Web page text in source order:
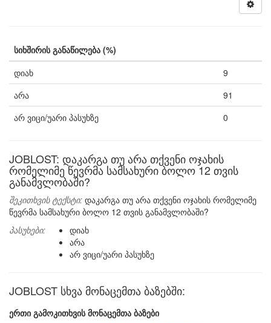
სიხშირის განაწილება (%)
დიახ
9
არა
91
არ ვიცი/უარი პასუხზე
0
JOBLOST: დაკარგა თუ არა თქვენი ოჯახის
რომელიმე წევრმა სამსახური ბოლო 12 თვის
განამვლობაში?
შეკითხვის ტექსტი: დაკარგა თუ არა თქვენი ოჯახის რომელიმე
წევრმა სამსახური ბოლო 12 თვის განამვლობაში?
პასუხები:
დიახ
არა
არ ვიცი/უარი პასუხზე
JOBLOST სხვა მონაცემთა ბაზებში:
ერთი გამოკითხვის მონაცემთა ბაზები